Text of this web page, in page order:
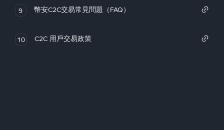
9 幣安C2C交易常見問題（FAQ）
10 C2C 用戶交易政策